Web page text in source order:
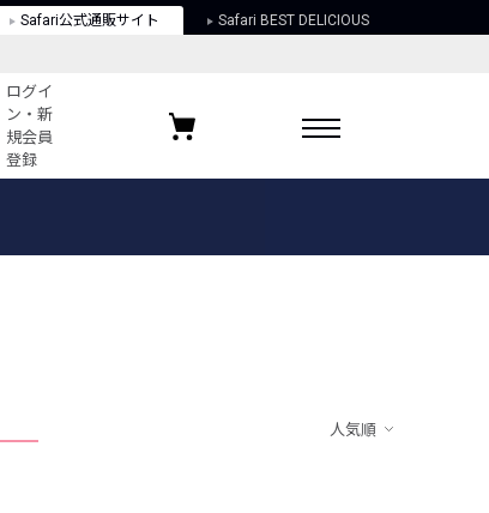
Safari公式通販サイト Safari BEST DELICIOUS
ログイ
ン・新
規会員
登録
お気に入りブランド
人気順